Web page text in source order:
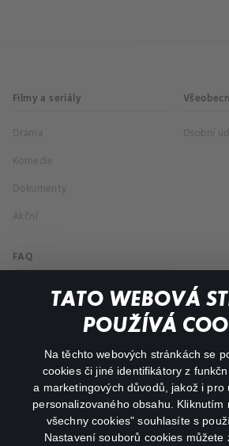
TATO WEBOVÁ
POUŽÍVÁ
Na těchto webových stránkách se
cookies či jiné identifikátory z
a marketingových důvodů, jakož i pro
personalizovaného obsahu. Kliknutím
všechny cookies" souhlasíte s
Nastavení souborů cookies můžete
Filmy a seriály
Drama
Komedie
Dokumenty
Akční
Osobní
FAQ
Můj účet
Důležité odkazy
facebook